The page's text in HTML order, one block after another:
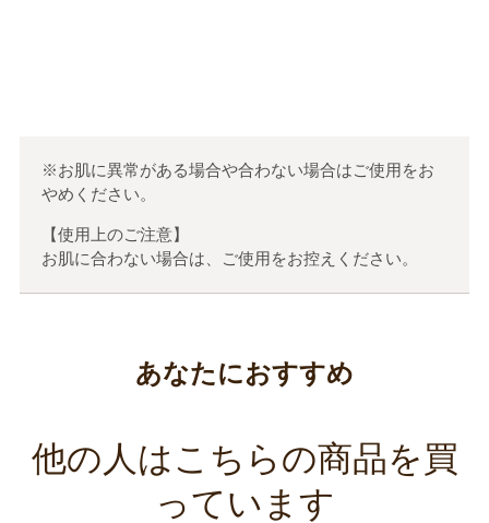
※お肌に異常がある場合や合わない場合はご使用をお
やめください。
【使用上のご注意】
お肌に合わない場合は、ご使用をお控えください。
あなたにおすすめ
他の人はこちらの商品を買
っています